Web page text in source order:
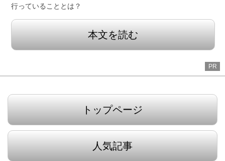
行っていることとは？
本文を読む
PR
トップページ
人気記事